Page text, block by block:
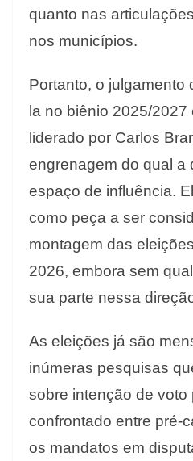
quanto nas
nos municípios.
Portanto, o julgamento
la no biênio 2025/
liderado por Carlos
engrenagem do qual a
espaço de influência.
como peça a ser
montagem das
2026, embora sem
sua parte nessa
As eleições já são
inúmeras pesquisas
sobre intenção de voto
confrontado entre pré-
os mandatos em